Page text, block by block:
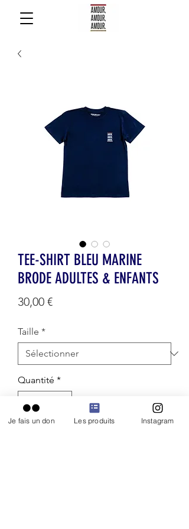
TEE-SHIRT BLEU MARINE
BRODE ADULTES & ENFANTS
30,00 €Prix
Taille *
Quantité *
Je fais un don Les produits Instagram